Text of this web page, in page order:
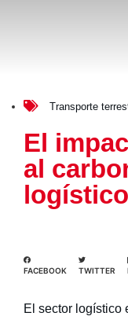
Transporte
El
al
FACEBOOK TWITTER
El sector logístico